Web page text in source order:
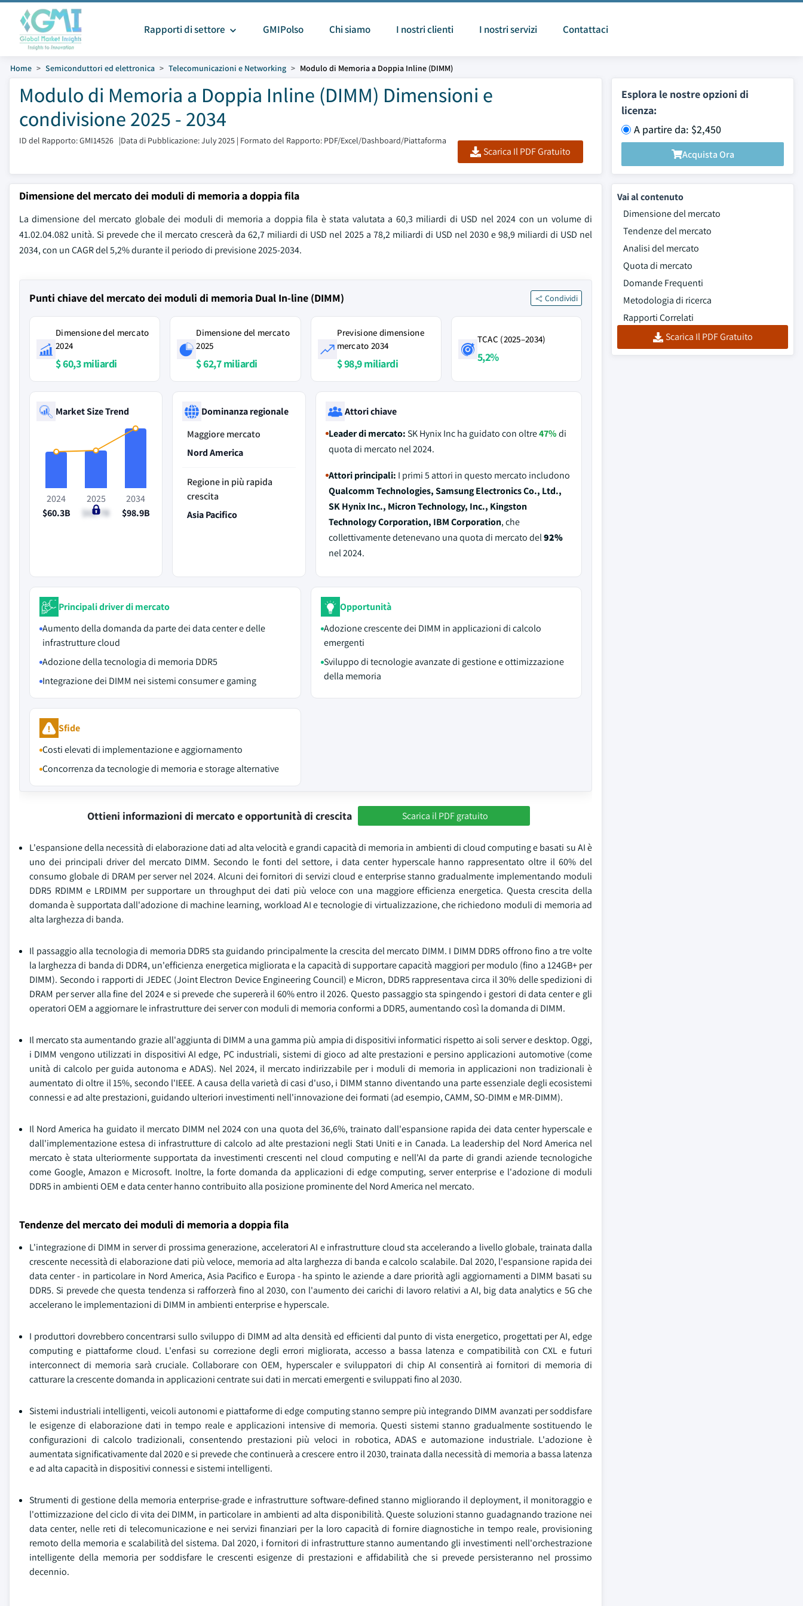
Rapporti di settore GMIPolso Chi siamo I nostri clienti I nostri servizi Contattaci
Home Semiconduttori ed elettronica Telecomunicazioni e Networking Modulo di Memoria a Doppia Inline (DIMM)
Modulo di Memoria a Doppia Inline (DIMM) Dimensioni e
condivisione 2025 - 2034
ID del Rapporto: GMI14526 |Data di Pubblicazione: July 2025 | Formato del Rapporto: PDF/Excel/Dashboard/Piattaforma
Scarica Il PDF Gratuito
Esplora le nostre opzioni di
licenza:
A partire da: $2,450
Acquista Ora
Dimensione del mercato dei moduli di memoria a doppia fila
La dimensione del mercato globale dei moduli di memoria a doppia fila è stata valutata a 60,3 miliardi di USD nel 2024 con un volume di
41.02.04.082 unità. Si prevede che il mercato crescerà da 62,7 miliardi di USD nel 2025 a 78,2 miliardi di USD nel 2030 e 98,9 miliardi di USD nel
2034, con un CAGR del 5,2% durante il periodo di previsione 2025-2034.
Punti chiave del mercato dei moduli di memoria Dual In-line (DIMM) Condividi
Dimensione del mercato
2024
$ 60,3 miliardi
Dimensione del mercato
2025
$ 62,7 miliardi
Previsione dimensione
mercato 2034
$ 98,9 miliardi
TCAC (2025–2034)
5,2%
Market Size Trend
2024
$60.3B
2025
$62.7B
2034
$98.9B
Dominanza regionale
Maggiore mercato
Nord America
Regione in più rapida
crescita
Asia Pacifico
Attori chiave
Leader di mercato:SK Hynix Inc ha guidato con oltre47%di
quota di mercato nel 2024.
Attori principali: I primi 5 attori in questo mercato includono
Qualcomm Technologies, Samsung Electronics Co., Ltd.,
SK Hynix Inc., Micron Technology, Inc., Kingston
Technology Corporation, IBM Corporation, che
collettivamente detenevano una quota di mercato del92%
nel 2024.
Principali driver di mercato
Aumento della domanda da parte dei data center e delle
infrastrutture cloud
Adozione della tecnologia di memoria DDR5
Integrazione dei DIMM nei sistemi consumer e gaming
Opportunità
Adozione crescente dei DIMM in applicazioni di calcolo
emergenti
Sviluppo di tecnologie avanzate di gestione e ottimizzazione
della memoria
Sfide
Costi elevati di implementazione e aggiornamento
Concorrenza da tecnologie di memoria e storage alternative
Ottieni informazioni di mercato e opportunità di crescita Scarica il PDF gratuito
L'espansione della necessità di elaborazione dati ad alta velocità e grandi capacità di memoria in ambienti di cloud computing e basati su AI è
uno dei principali driver del mercato DIMM. Secondo le fonti del settore, i data center hyperscale hanno rappresentato oltre il 60% del
consumo globale di DRAM per server nel 2024. Alcuni dei fornitori di servizi cloud e enterprise stanno gradualmente implementando moduli
DDR5 RDIMM e LRDIMM per supportare un throughput dei dati più veloce con una maggiore efficienza energetica. Questa crescita della
domanda è supportata dall'adozione di machine learning, workload AI e tecnologie di virtualizzazione, che richiedono moduli di memoria ad
alta larghezza di banda.
Il passaggio alla tecnologia di memoria DDR5 sta guidando principalmente la crescita del mercato DIMM. I DIMM DDR5 offrono fino a tre volte
la larghezza di banda di DDR4, un'efficienza energetica migliorata e la capacità di supportare capacità maggiori per modulo (fino a 124GB+ per
DIMM). Secondo i rapporti di JEDEC (Joint Electron Device Engineering Council) e Micron, DDR5 rappresentava circa il 30% delle spedizioni di
DRAM per server alla fine del 2024 e si prevede che supererà il 60% entro il 2026. Questo passaggio sta spingendo i gestori di data center e gli
operatori OEM a aggiornare le infrastrutture dei server con moduli di memoria conformi a DDR5, aumentando così la domanda di DIMM.
Il mercato sta aumentando grazie all'aggiunta di DIMM a una gamma più ampia di dispositivi informatici rispetto ai soli server e desktop. Oggi,
i DIMM vengono utilizzati in dispositivi AI edge, PC industriali, sistemi di gioco ad alte prestazioni e persino applicazioni automotive (come
unità di calcolo per guida autonoma e ADAS). Nel 2024, il mercato indirizzabile per i moduli di memoria in applicazioni non tradizionali è
aumentato di oltre il 15%, secondo l'IEEE. A causa della varietà di casi d'uso, i DIMM stanno diventando una parte essenziale degli ecosistemi
connessi e ad alte prestazioni, guidando ulteriori investimenti nell'innovazione dei formati (ad esempio, CAMM, SO-DIMM e MR-DIMM).
Il Nord America ha guidato il mercato DIMM nel 2024 con una quota del 36,6%, trainato dall'espansione rapida dei data center hyperscale e
dall'implementazione estesa di infrastrutture di calcolo ad alte prestazioni negli Stati Uniti e in Canada. La leadership del Nord America nel
mercato è stata ulteriormente supportata da investimenti crescenti nel cloud computing e nell'AI da parte di grandi aziende tecnologiche
come Google, Amazon e Microsoft. Inoltre, la forte domanda da applicazioni di edge computing, server enterprise e l'adozione di moduli
DDR5 in ambienti OEM e data center hanno contribuito alla posizione prominente del Nord America nel mercato.
Tendenze del mercato dei moduli di memoria a doppia fila
L'integrazione di DIMM in server di prossima generazione, acceleratori AI e infrastrutture cloud sta accelerando a livello globale, trainata dalla
crescente necessità di elaborazione dati più veloce, memoria ad alta larghezza di banda e calcolo scalabile. Dal 2020, l'espansione rapida dei
data center - in particolare in Nord America, Asia Pacifico e Europa - ha spinto le aziende a dare priorità agli aggiornamenti a DIMM basati su
DDR5. Si prevede che questa tendenza si rafforzerà fino al 2030, con l'aumento dei carichi di lavoro relativi a AI, big data analytics e 5G che
accelerano le implementazioni di DIMM in ambienti enterprise e hyperscale.
I produttori dovrebbero concentrarsi sullo sviluppo di DIMM ad alta densità ed efficienti dal punto di vista energetico, progettati per AI, edge
computing e piattaforme cloud. L'enfasi su correzione degli errori migliorata, accesso a bassa latenza e compatibilità con CXL e futuri
interconnect di memoria sarà cruciale. Collaborare con OEM, hyperscaler e sviluppatori di chip AI consentirà ai fornitori di memoria di
catturare la crescente domanda in applicazioni centrate sui dati in mercati emergenti e sviluppati fino al 2030.
Sistemi industriali intelligenti, veicoli autonomi e piattaforme di edge computing stanno sempre più integrando DIMM avanzati per soddisfare
le esigenze di elaborazione dati in tempo reale e applicazioni intensive di memoria. Questi sistemi stanno gradualmente sostituendo le
configurazioni di calcolo tradizionali, consentendo prestazioni più veloci in robotica, ADAS e automazione industriale. L'adozione è
aumentata significativamente dal 2020 e si prevede che continuerà a crescere entro il 2030, trainata dalla necessità di memoria a bassa latenza
e ad alta capacità in dispositivi connessi e sistemi intelligenti.
Strumenti di gestione della memoria enterprise-grade e infrastrutture software-defined stanno migliorando il deployment, il monitoraggio e
l'ottimizzazione del ciclo di vita dei DIMM, in particolare in ambienti ad alta disponibilità. Queste soluzioni stanno guadagnando trazione nei
data center, nelle reti di telecomunicazione e nei servizi finanziari per la loro capacità di fornire diagnostiche in tempo reale, provisioning
remoto della memoria e scalabilità del sistema. Dal 2020, i fornitori di infrastrutture stanno aumentando gli investimenti nell'orchestrazione
intelligente della memoria per soddisfare le crescenti esigenze di prestazioni e affidabilità che si prevede persisteranno nel prossimo
decennio.
Vai al contenuto
Dimensione del mercato
Tendenze del mercato
Analisi del mercato
Quota di mercato
Domande Frequenti
Metodologia di ricerca
Rapporti Correlati
Scarica Il PDF Gratuito